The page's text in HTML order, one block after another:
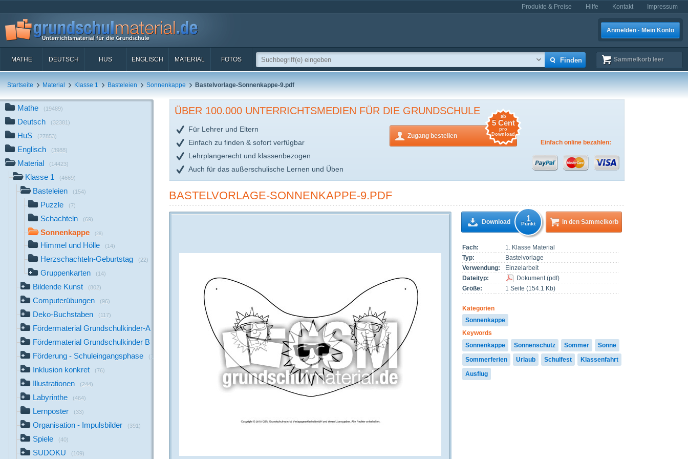
Produkte & Preise Hilfe Kontakt Impressum
Anmelden · Mein Konto
MATHE DEUTSCH HUS ENGLISCH MATERIAL FOTOS Sammelkorb leer
Startseite Material Klasse 1 Basteleien Sonnenkappe Bastelvorlage-Sonnenkappe-9.pdf
Mathe (19489)
Deutsch (32381)
HuS (27853)
Englisch (3988)
Material (14423)
Klasse 1 (4669)
Basteleien (154)
Puzzle (7)
Schachteln (69)
Sonnenkappe (28)
Himmel und Hölle (14)
Herzschachteln-Geburtstag (22)
Gruppenkarten (14)
Bildende Kunst (802)
Computerübungen (96)
Deko-Buchstaben (117)
Fördermaterial Grundschulkinder-A
Fördermaterial Grundschulkinder B
Förderung - Schuleingangsphase (1142)
Inklusion konkret (76)
Illustrationen (244)
Labyrinthe (464)
Lernposter (33)
Organisation - Impulsbilder (391)
Spiele (40)
SUDOKU (109)
ÜBER 100.000 UNTERRICHTSMEDIEN FÜR DIE GRUNDSCHULE
Für Lehrer und Eltern
Einfach zu finden & sofort verfügbar
Lehrplangerecht und klassenbezogen
Auch für das außerschulische Lernen und Üben
Zugang bestellen
ab
5 Cent
pro
Download
Einfach online bezahlen:
BASTELVORLAGE-SONNENKAPPE-9.PDF
Fach:
1. Klasse Material
Typ:
Bastelvorlage
Verwendung:
Einzelarbeit
Dateityp:
Dokument(pdf)
Größe:
1 Seite (154.1 Kb)
Kategorien
Sonnenkappe
Keywords
Sonnenkappe
Sonnenschutz Sommer
Sonne
Sommerferien
Urlaub Schulfest
Klassenfahrt
Ausflug
Download 1
Punkt in den Sammelkorb